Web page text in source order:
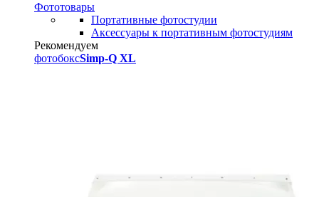
Фототовары
Портативные фотостудии
Аксессуары к портативным фотостудиям
Рекомендуем
фотобоксSimp-Q XL